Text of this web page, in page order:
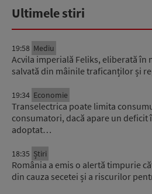
Ultimele stiri
19:58 Mediu
Acvila imperială Feliks, eliberată în
salvată din mâinile traficanților și
19:34 Economie
Transelectrica poate limita
consumatori, dacă apare un deficit
adoptat…
18:35 Știri
România a emis o alertă timpurie
din cauza secetei și a riscurilor